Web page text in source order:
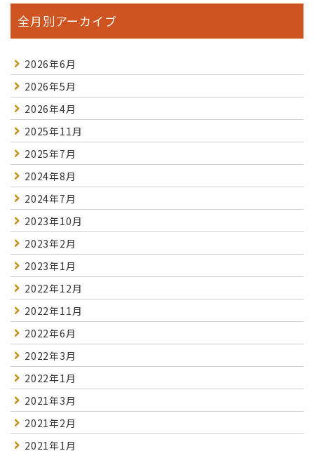
全月別アーカイブ
2026年6月
2026年5月
2026年4月
2025年11月
2025年7月
2024年8月
2024年7月
2023年10月
2023年2月
2023年1月
2022年12月
2022年11月
2022年6月
2022年3月
2022年1月
2021年3月
2021年2月
2021年1月